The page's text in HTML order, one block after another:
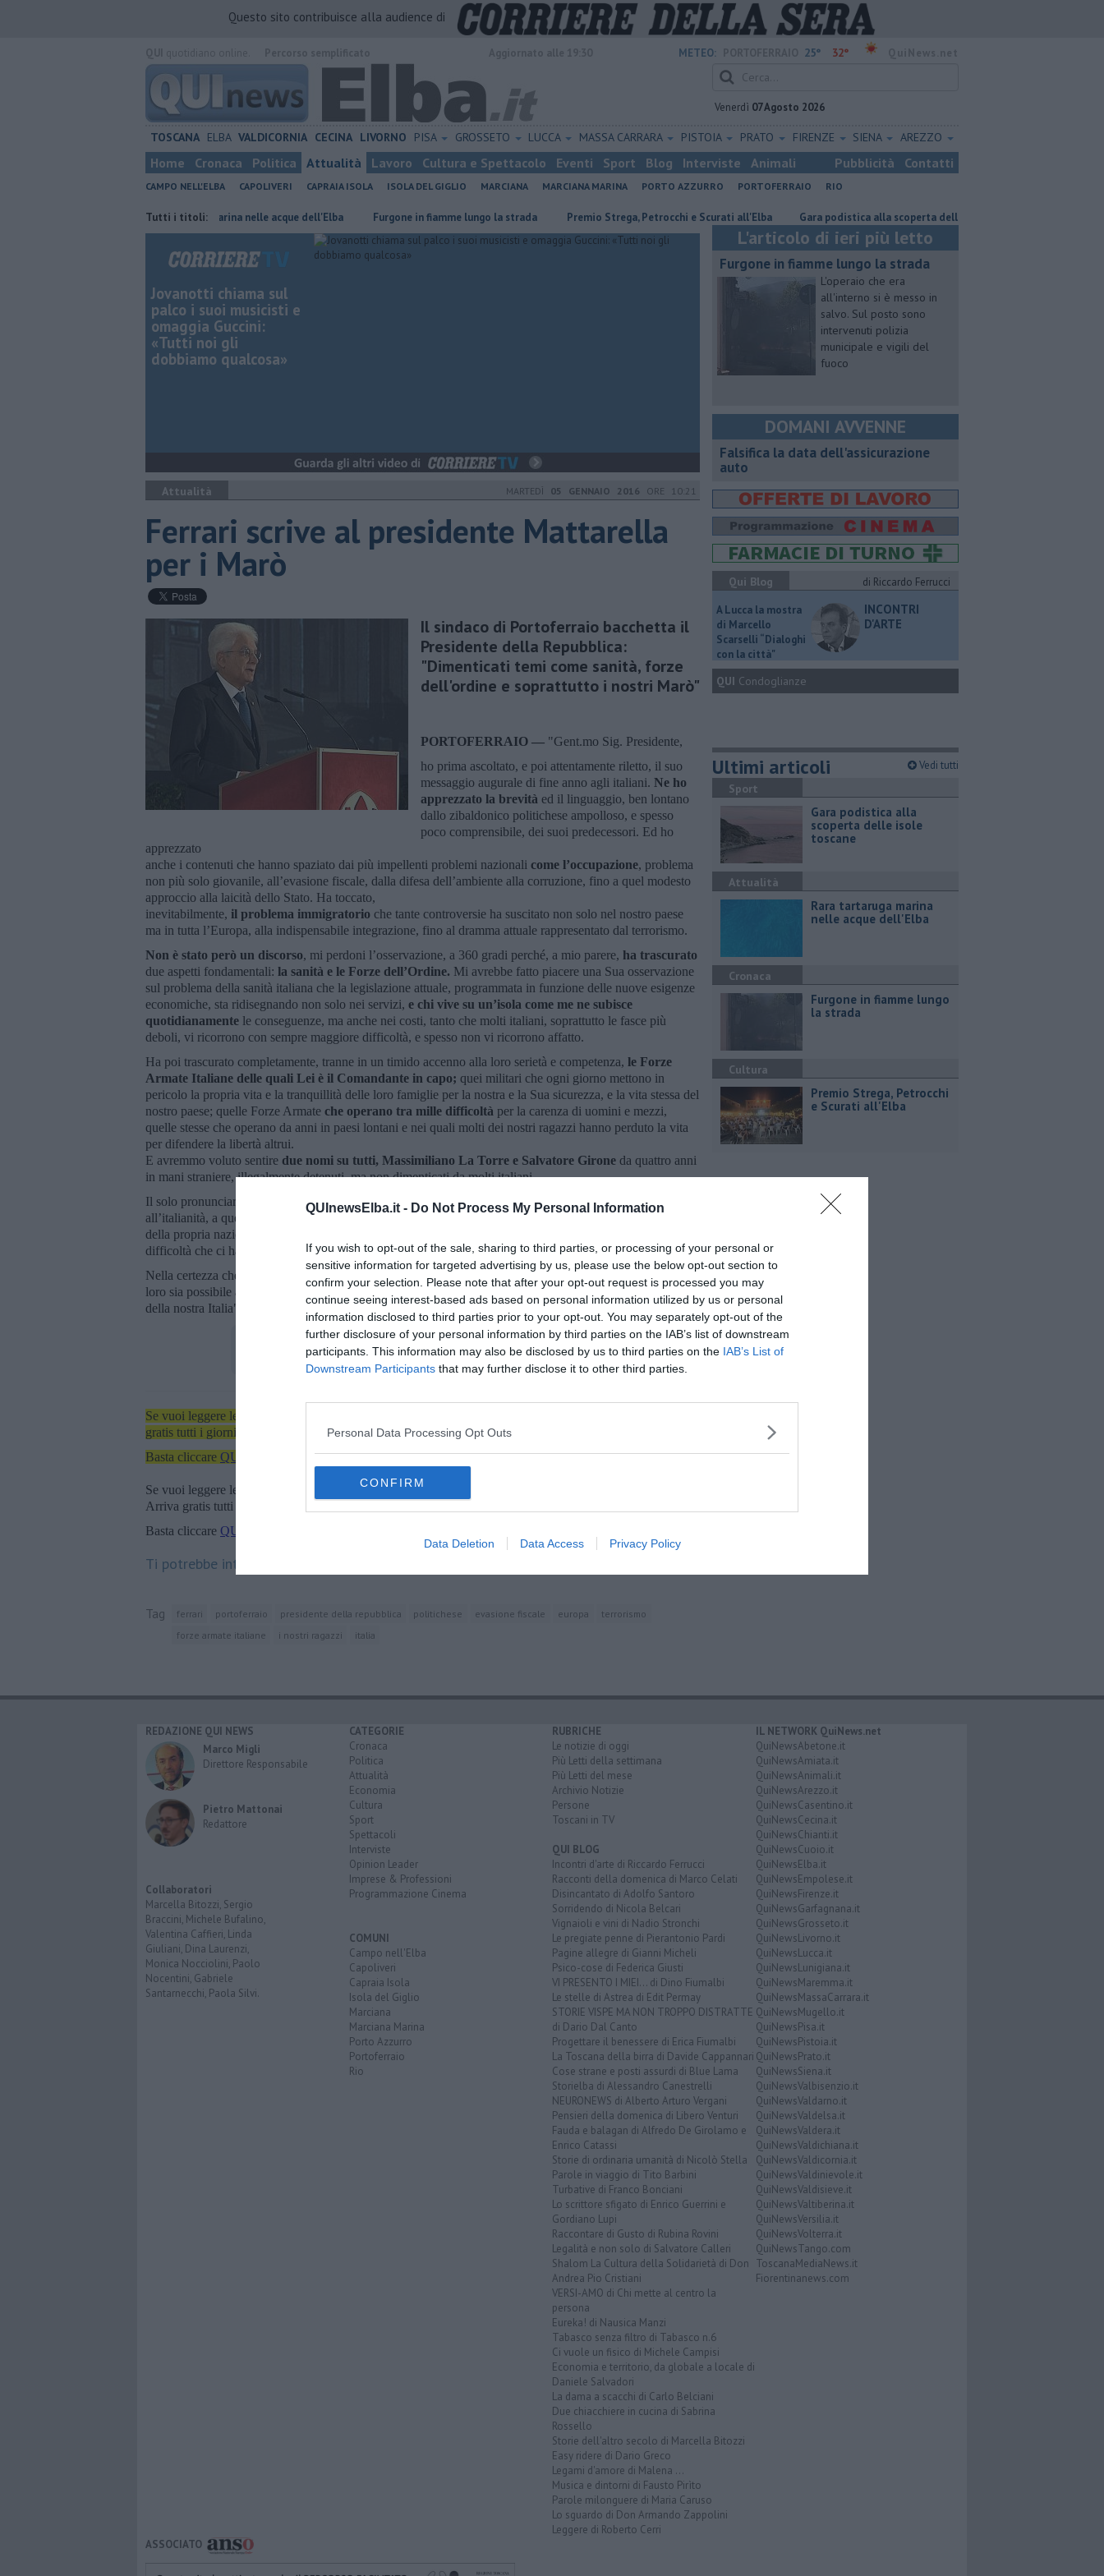
QUInewsElba.it - Do Not Process My Personal Information
If you wish to opt-out of the sale, sharing to third parties, or processing of your personal or
sensitive information for targeted advertising by us, please use the below opt-out section to
confirm your selection. Please note that after your opt-out request is processed you may
continue seeing interest-based ads based on personal information utilized by us or personal
information disclosed to third parties prior to your opt-out. You may separately opt-out of the
further disclosure of your personal information by third parties on the IAB’s list of downstream
participants. This information may also be disclosed by us to third parties on the IAB’s List of
Downstream Participants that may further disclose it to other third parties.
Personal Data Processing Opt Outs
CONFIRM
Data Deletion Data Access Privacy Policy
Questo sito contribuisce alla audience di
METEO: 25° 32°
Venerdì 07 Agosto 2026
TOSCANA ELBA VALDICORNIA CECINA LIVORNO PISA GROSSETO LUCCA MASSA CARRARA PISTOIA PRATO FIRENZE SIENA AREZZO
Home Cronaca Politica Attualità Lavoro Cultura e Spettacolo Eventi Sport Blog Interviste Animali Pubblicità Contatti
CAMPO NELL'ELBA CAPOLIVERI CAPRAIA ISOLA ISOLA DEL GIGLIO MARCIANA MARCIANA MARINA PORTO AZZURRO PORTOFERRAIO RIO
Tutti i titoli:
Rara tartaruga marina nelle acque dell'Elba Furgone in fiamme lungo la strada Premio Strega, Petrocchi e Scurati all'Elba Gara podistica alla scoperta delle isole toscane
Jovanotti chiama sul
palco i suoi musicisti e
omaggia Guccini:
«Tutti noi gli
dobbiamo qualcosa»
Attualità MARTEDÌ 05 GENNAIO 2016 ORE 10:21
Ferrari scrive al presidente Mattarella
per i Marò
Il sindaco di Portoferraio bacchetta il
Presidente della Repubblica:
"Dimenticati temi come sanità, forze
dell'ordine e soprattutto i nostri Marò"
PORTOFERRAIO — "Gent.mo Sig. Presidente,
ho prima ascoltato, e poi attentamente riletto, il suo
messaggio augurale di fine anno agli italiani. Ne ho
apprezzato la brevità ed il linguaggio, ben lontano
dallo zibaldonico politichese ampolloso, e spesso
poco comprensibile, dei suoi predecessori. Ed ho
apprezzato
anche i contenuti che hanno spaziato dai più impellenti problemi nazionali come l’occupazione, problema
non più solo giovanile, all’evasione fiscale, dalla difesa dell’ambiente alla corruzione, fino a quel modesto
approccio alla laicità dello Stato. Ha toccato,
inevitabilmente, il problema immigratorio che tante controversie ha suscitato non solo nel nostro paese
ma in tutta l’Europa, alla indispensabile integrazione, fino al dramma attuale rappresentato dal terrorismo.
Non è stato però un discorso, mi perdoni l’osservazione, a 360 gradi perché, a mio parere, ha trascurato
due aspetti fondamentali: la sanità e le Forze dell’Ordine. Mi avrebbe fatto piacere una Sua osservazione
sul problema della sanità italiana che la legislazione attuale, programmata in funzione delle nuove esigenze
economiche, sta ridisegnando non solo nei servizi, e chi vive su un’isola come me ne subisce
quotidianamente le conseguenze, ma anche nei costi, tanto che molti italiani, soprattutto le fasce più
deboli, vi ricorrono con sempre maggiore difficoltà, e spesso non vi ricorrono affatto.
Ha poi trascurato completamente, tranne in un timido accenno alla loro serietà e competenza, le Forze
Armate Italiane delle quali Lei è il Comandante in capo; quei militari che ogni giorno mettono in
pericolo la propria vita e la tranquillità delle loro famiglie per la nostra e la Sua sicurezza, e la vita stessa del
nostro paese; quelle Forze Armate che operano tra mille difficoltà per la carenza di uomini e mezzi,
quelle stesse che operano da anni in paesi lontani e nei quali molti dei nostri ragazzi hanno perduto la vita
per difendere la libertà altrui.
E avremmo voluto sentire due nomi su tutti, Massimiliano La Torre e Salvatore Girone da quattro anni
in mani straniere, illegalmente detenuti, ma non dimenticati da molti italiani.
Il solo pronunciare questi nomi, Sig. Presidente, avrebbe esercitato
un richiamo forte all’amor patrio,
all’italianità, a quell’affetto nei confronti della patria che porta ad agire per la soddisfazione di sé stessi e
della propria nazione e che rende tutto possibile, anche affrontare e lavorare insieme per tutte quelle
difficoltà che ci ha elencato e che dovremo affrontare nei prossimi anni.
Nella certezza che Lei riuscirà con il suo impegno a riportare a casa i nostri Militari
sì che anche per
loro sia possibile ascoltare in Patria il Suo prossimo discorso di fine anno, mi consideri sempre al servizio
della nostra Italia".
Se vuoi leggere le notizie principali dell'isola d'Elba iscriviti alla
gratis tutti i giorni alle 7:00 del mattino direttamente nella tua casella di posta.
Basta cliccare QUI
Se vuoi leggere le notizie principali della Toscana iscriviti alla
Arriva gratis tutti i giorni alle 20:00 direttamente nella tua casella di posta.
Basta cliccare QUI
Ti potrebbe interessare anche:
Tag ferrari portoferraio presidente della repubblica politichese evasione fiscale europa
terrorismo
forze armate italiane
i nostri ragazzi italia
L'articolo di ieri più letto
Furgone in fiamme lungo la strada
L'operaio che era
all'interno si è messo in
salvo. Sul posto sono
intervenuti polizia
municipale e vigili del
fuoco
DOMANI AVVENNE
Falsifica la data dell'assicurazione
auto
Qui Blog
di Riccardo Ferrucci
A Lucca la mostra
di Marcello
Scarselli “Dialoghi
con la città"
INCONTRI
D'ARTE
QUI Condoglianze
Ultimi articoli Vedi tutti
Sport
Gara podistica alla
scoperta delle isole
toscane
Attualità
Rara tartaruga marina
nelle acque dell'Elba
Cronaca
Furgone in fiamme lungo
la strada
Cultura
Premio Strega, Petrocchi
e Scurati all'Elba
REDAZIONE QUI NEWS
Marco Migli
Direttore Responsabile
Pietro Mattonai
Redattore
Collaboratori
Marcella Bitozzi, Sergio
Braccini, Michele Bufalino,
Valentina Caffieri, Linda
Giuliani, Dina Laurenzi,
Monica Nocciolini, Paolo
Nocentini, Gabriele
Santarnecchi, Paola Silvi.
CATEGORIE
Cronaca
Politica
Attualità
Economia
Cultura
Sport
Spettacoli
Interviste
Opinion Leader
Imprese & Professioni
Programmazione Cinema
COMUNI
Campo nell'Elba
Capoliveri
Capraia Isola
Isola del Giglio
Marciana
Marciana Marina
Porto Azzurro
Portoferraio
Rio
RUBRICHE
Le notizie di oggi
Più Letti della settimana
Più Letti del mese
Archivio Notizie
Persone
Toscani in TV
QUI BLOG
Incontri d'arte di Riccardo Ferrucci
Racconti della domenica di Marco Celati
Disincantato di Adolfo Santoro
Sorridendo di Nicola Belcari
Vignaioli e vini di Nadio Stronchi
Le pregiate penne di Pierantonio Pardi
Pagine allegre di Gianni Micheli
Psico-cose di Federica Giusti
VI PRESENTO I MIEI... di Dino Fiumalbi
Le stelle di Astrea di Edit Permay
STORIE VISPE MA NON TROPPO DISTRATTE
di Dario Dal Canto
Progettare il benessere di Erica Fiumalbi
La Toscana della birra di Davide Cappannari
Cose strane e posti assurdi di Blue Lama
Storielba di Alessandro Canestrelli
NEURONEWS di Alberto Arturo Vergani
Pensieri della domenica di Libero Venturi
Fauda e balagan di Alfredo De Girolamo e
Enrico Catassi
Storie di ordinaria umanità di Nicolò Stella
Parole in viaggio di Tito Barbini
Turbative di Franco Bonciani
Lo scrittore sfigato di Enrico Guerrini e
Gordiano Lupi
Raccontare di Gusto di Rubina Rovini
Legalità e non solo di Salvatore Calleri
Shalom La Cultura della Solidarietà di Don
Andrea Pio Cristiani
VERSI-AMO di Chi mette al centro la
persona
Eureka! di Nausica Manzi
Tabasco senza filtro di Tabasco n.6
Ci vuole un fisico di Michele Campisi
Economia e territorio, da globale a locale di
Daniele Salvadori
La dama a scacchi di Carlo Belciani
Due chiacchiere in cucina di Sabrina
Rossello
Storie dell'altro secolo di Marcella Bitozzi
Easy ridere di Dario Greco
Legami d'amore di Malena ...
Musica e dintorni di Fausto Pirìto
Parole milonguere di Maria Caruso
Lo sguardo di Don Armando Zappolini
Leggere di Roberto Cerri
IL NETWORK QuiNews.net
QuiNewsAbetone.it
QuiNewsAmiata.it
QuiNewsAnimali.it
QuiNewsArezzo.it
QuiNewsCasentino.it
QuiNewsCecina.it
QuiNewsChianti.it
QuiNewsCuoio.it
QuiNewsElba.it
QuiNewsEmpolese.it
QuiNewsFirenze.it
QuiNewsGarfagnana.it
QuiNewsGrosseto.it
QuiNewsLivorno.it
QuiNewsLucca.it
QuiNewsLunigiana.it
QuiNewsMaremma.it
QuiNewsMassaCarrara.it
QuiNewsMugello.it
QuiNewsPisa.it
QuiNewsPistoia.it
QuiNewsPrato.it
QuiNewsSiena.it
QuiNewsValbisenzio.it
QuiNewsValdarno.it
QuiNewsValdelsa.it
QuiNewsValdera.it
QuiNewsValdichiana.it
QuiNewsValdicornia.it
QuiNewsValdinievole.it
QuiNewsValdisieve.it
QuiNewsValtiberina.it
QuiNewsVersilia.it
QuiNewsVolterra.it
QuiNewsTango.com
ToscanaMediaNews.it
Fiorentinanews.com
ASSOCIATO